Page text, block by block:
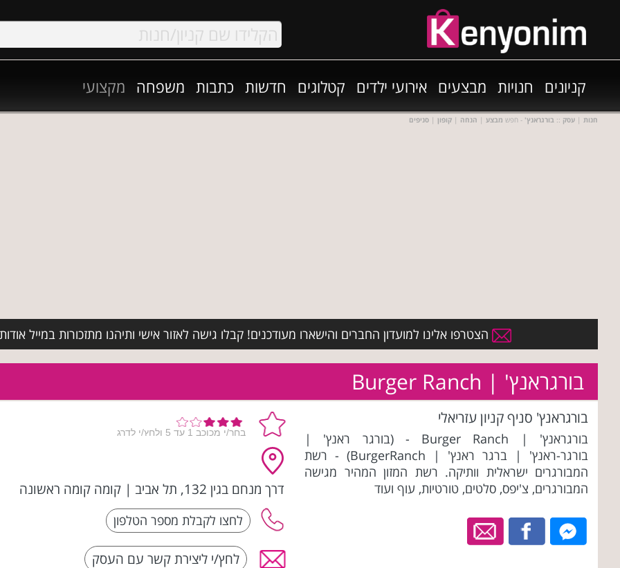
קניונים חנויות מבצעים אירועי ילדים קטלוגים חדשות כתבות משפחה מקצועי
חנות | עסק :: בורגראנץ' - חפש מבצע | הנחה | קופון | סניפים
הצטרפו אלינו למועדון החברים והישארו מעודכנים! קבלו גישה לאזור אישי ותיהנו מתזכורות במייל
בורגראנץ' | Burger Ranch
בורגראנץ' סניף קניון עזריאלי
בורגראנץ' | Burger Ranch - (בורגר ראנץ' |
בורגר-ראנץ' | ברגר ראנץ' | BurgerRanch) - רשת
המבורגרים ישראלית וותיקה. רשת המזון המהיר מגישה
המבורגרים, צ'יפס, סלטים, טורטיות, עוף ועוד
דרך מנחם בגין 132, תל אביב | קומה קומה ראשונה
לחץ/י ליצירת קשר עם העסק